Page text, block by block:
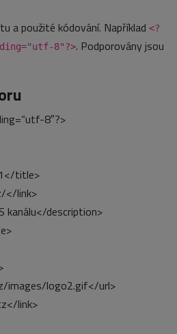
a použité kódování. Například <?
8"?>. Podporovány jsou
8″?>
title>
</link>
kanálu</description>
logo2.gif</url>
link>